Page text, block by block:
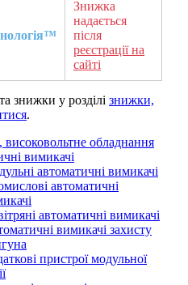
Знижка
надається
після
реєстрації на
сайті
знижки у розділі знижки,
.
високовольтне обладнання
вимикачі
автоматичні вимикачі
автоматичні
автоматичні вимикачі
вимикачі захисту
пристрої модульної